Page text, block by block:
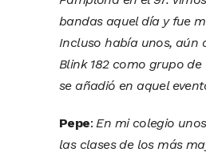
bandas aquel día y fue
Incluso había unos, aún
Blink 182 como grupo
se añadió en aquel
Pepe:En mi colegio
las clases de los más